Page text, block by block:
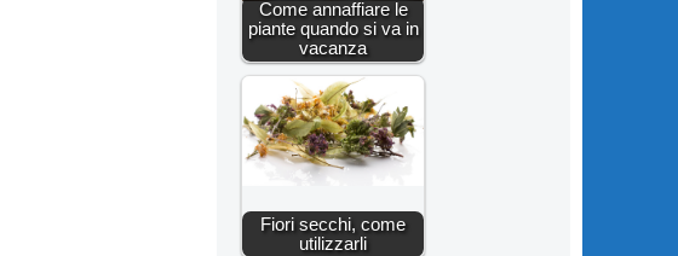
Come annaffiare le
piante quando si va in
vacanza
Fiori secchi, come
utilizzarli